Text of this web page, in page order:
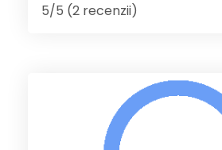
5/5 (2 recenzii)